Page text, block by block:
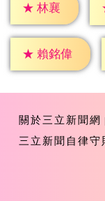
★ 林襄
★ 賴銘偉
關於三立新聞網
三立新聞自律守